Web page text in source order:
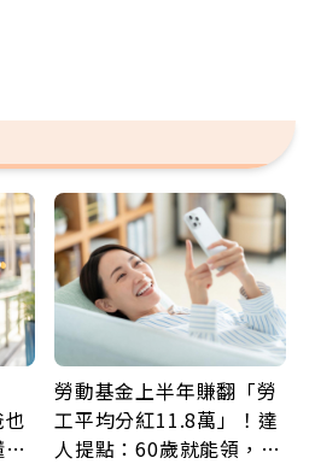
勞動基金上半年賺翻「勞
工平均分紅11.8萬」！達
人提點：60歲就能領，重